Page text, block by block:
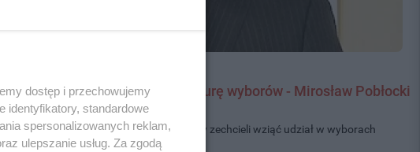
i zapraszamy na drugą turę wyborów - Mirosław Pobłocki
wszystkim mieszkańcom Tczewa, którzy zechcieli wziąć udział w wyborach
jakie uzyskało Porozumienia...
dostęp i przechowujemy
identyfikatory, standardowe
spersonalizowanych reklam,
ulepszanie usług. Za zgodą